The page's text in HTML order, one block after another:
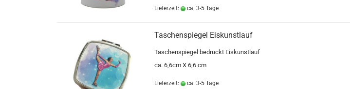
Lieferzeit: ca. 3-5 Tage
Taschenspiegel Eiskunstlauf
Taschenspiegel bedruckt Eiskunstlauf
ca. 6,6cm X 6,6 cm
Lieferzeit: ca. 3-5 Tage